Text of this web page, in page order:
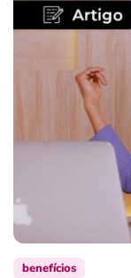
benefícios